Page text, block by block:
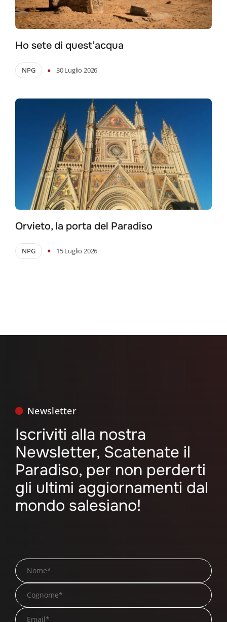
Ho sete di quest’acqua
NPG • 30 Luglio 2026
Orvieto, la porta del Paradiso
NPG • 15 Luglio 2026
Newsletter
Iscriviti alla nostra
Newsletter, Scatenate il
Paradiso, per non perderti
gli ultimi aggiornamenti dal
mondo salesiano!